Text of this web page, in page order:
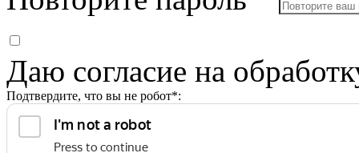
Даю согласие на
Подтвердите, что вы не робот*: